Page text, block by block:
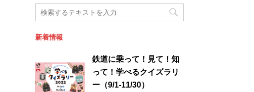
新着情報
鉄道に乗って！見て！知
って！学べるクイズラリ
ー（9/1-11/30）